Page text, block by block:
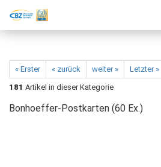
« Erster « zurück weiter »
Letzter »
181 Artikel in dieser Kategorie
Bonhoeffer-Postkarten (60 Ex.)